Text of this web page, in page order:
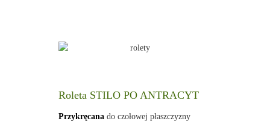
Roleta STILO PO ANTRACYT
Przykręcanado czołowej płaszczyzny